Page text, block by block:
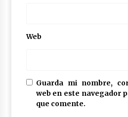
Web
Guarda mi nombre,
web en este navegador
que comente.